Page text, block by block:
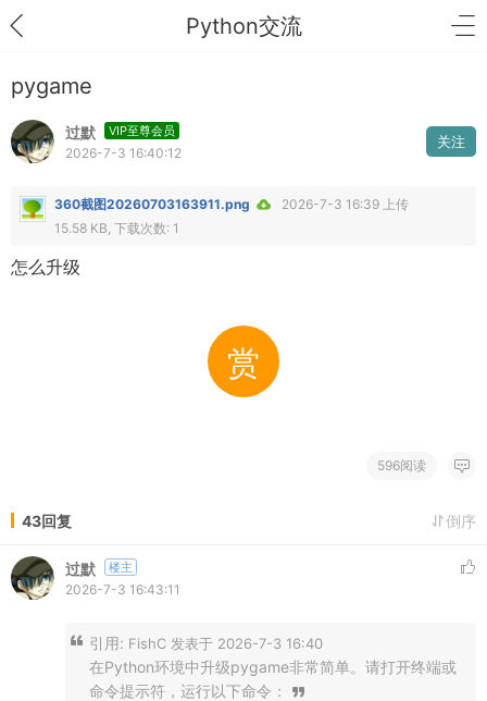
Python交流
pygame
过默 VIP至尊会员
2026-7-3 16:40:12
关注
360截图20260703163911.png
2026-7-3 16:39 上传
15.58 KB, 下载次数: 1
怎么升级
赏
596阅读
43回复 倒序
过默 楼主
2026-7-3 16:43:11
引用: FishC 发表于 2026-7-3 16:40
在Python环境中升级pygame非常简单。请打开终端或
命令提示符，运行以下命令：